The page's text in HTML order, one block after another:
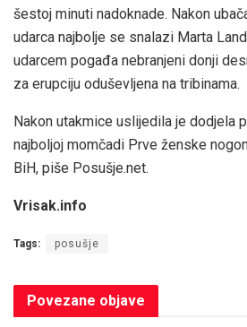
šestoj minuti nadoknade. Nakon
udarca najbolje se snalazi Marta
udarcem pogađa nebranjeni donji
za erupciju oduševljena na tribinama.
Nakon utakmice uslijedila je dodjela
najboljoj momčadi Prve ženske
BiH, piše Posušje.net.
Vrisak.info
Tags: posušje
Povezane objave